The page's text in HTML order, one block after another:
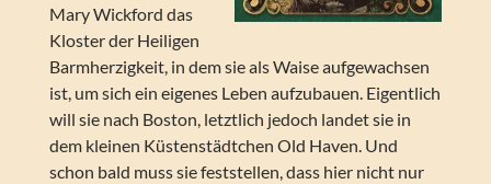
Mary Wickford das
Kloster der Heiligen
Barmherzigkeit, in dem sie als Waise aufgewachsen
ist, um sich ein eigenes Leben aufzubauen. Eigentlich
will sie nach Boston, letztlich jedoch landet sie in
dem kleinen Küstenstädtchen Old Haven. Und
schon bald muss sie feststellen, dass hier nicht nur